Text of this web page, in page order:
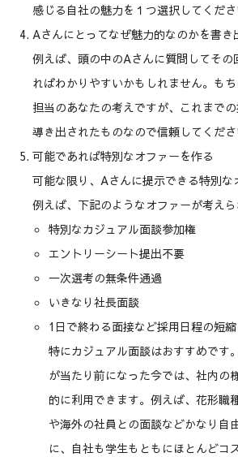
感じる自社の魅力を１つ選択してくださ
Aさんにとってなぜ魅力的なのかを書き
例えば、頭の中のAさんに質問してその
ればわかりやすいかもしれません。も
担当のあなたの考えですが、これまで
導き出されたものなので信頼してくださ
可能であれば特別なオファーを作る
可能な限り、Aさんに提示できる特別な
例えば、下記のようなオファーが考えら
特別なカジュアル面談参加権
エントリーシート提出不要
一次選考の無条件通過
いきなり社長面談
1日で終わる面接など採用日程の短縮
特にカジュアル面談はおすすめです
が当たり前になった今では、社内の
的に利用できます。例えば、花形職
や海外の社員との面談などかなり自
に、自社も学生もともにほとんどコ